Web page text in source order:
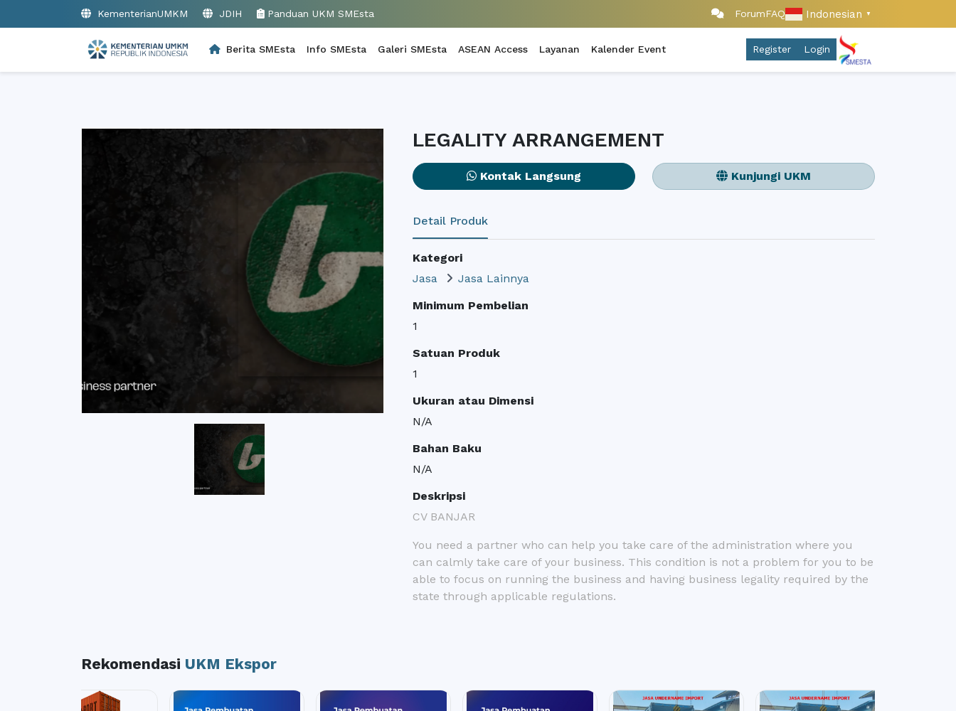
KementerianUMKM JDIH Panduan UKM SMEsta ForumFAQ Indonesian ▼
Berita SMEsta Info SMEsta Galeri SMEsta ASEAN Access Layanan Kalender Event Register Login
LEGALITY ARRANGEMENT
Kontak Langsung Kunjungi UKM
Detail Produk
Kategori
Jasa
Jasa Lainnya
Minimum Pembelian
1
Satuan Produk
1
Ukuran atau Dimensi
N/A
Bahan Baku
N/A
Deskripsi
CV BANJAR
You need a partner who can help you take care of the administration where you
can calmly take care of your business. This condition is not a problem for you to be
able to focus on running the business and having business legality required by the
state through applicable regulations.
Rekomendasi UKM Ekspor